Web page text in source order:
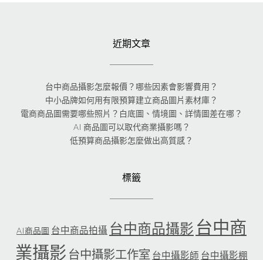
近期文章
台中商品攝影怎麼報價？哪些因素會影響費用？
中小品牌如何用有限預算建立商品圖片素材庫？
電商商品圖需要哪些照片？白底圖、情境圖、詳情圖差在哪？
AI 商品圖可以取代商業攝影嗎？
低預算商品攝影怎麼做出高質感？
標籤
AI商品圖 台中商品拍攝 台中商品攝影 台中商
業攝影 台中攝影工作室 台中攝影師 台中攝影棚